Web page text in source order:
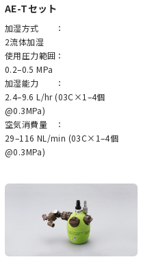
AE-Tセット
加湿方式 ：
2流体加湿
使用圧力範囲：
0.2–0.5 MPa
加湿能力 ：
2.4–9.6 L/hr (03C×1–4個
@0.3MPa)
空気消費量 ：
29–116 NL/min (03C×1–4個
@0.3MPa)